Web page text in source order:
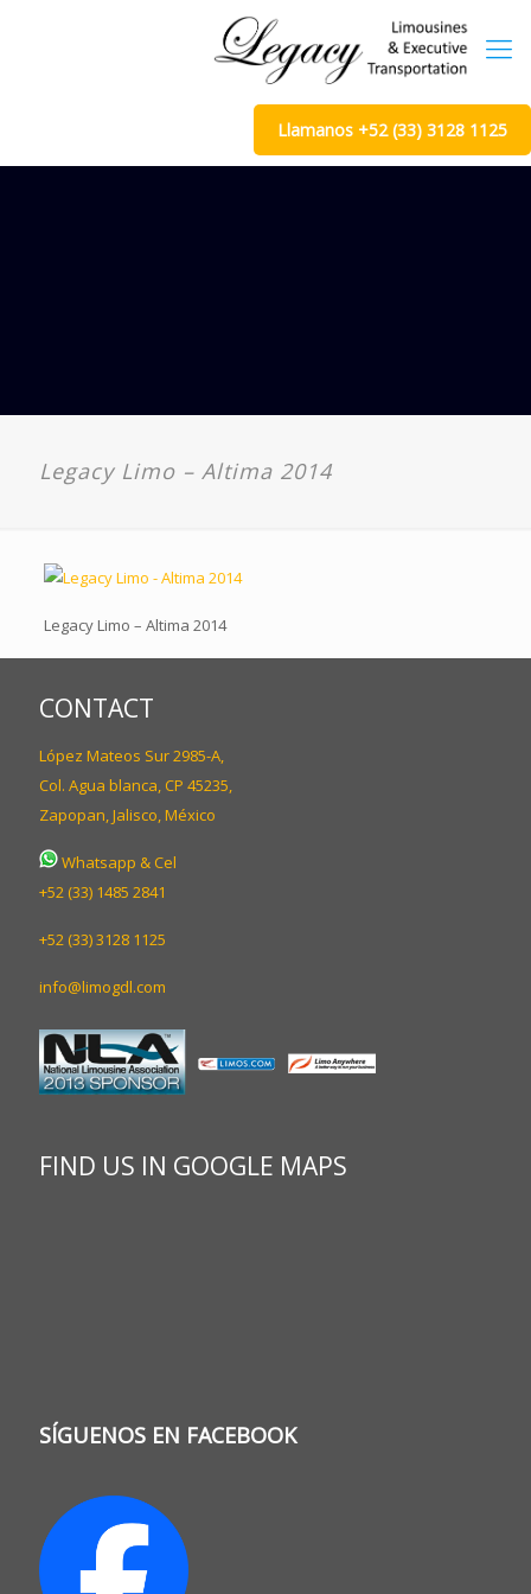
Llamanos +52 (33) 3128 1125
Legacy Limo – Altima 2014
Legacy Limo – Altima 2014
CONTACT
López Mateos Sur 2985-A,
Col. Agua blanca, CP 45235,
Zapopan, Jalisco, México
Whatsapp & Cel
+52 (33) 1485 2841
+52 (33) 3128 1125
info@limogdl.com
FIND US IN GOOGLE MAPS
SÍGUENOS EN FACEBOOK